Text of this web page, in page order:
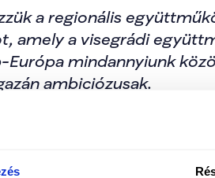
a regionális
amely a visegrádi
Európa mindannyiunk
ambiciózusak.
a külhoni magyar
a külhoni magyarok